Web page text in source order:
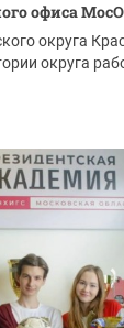
офиса
округа
округа